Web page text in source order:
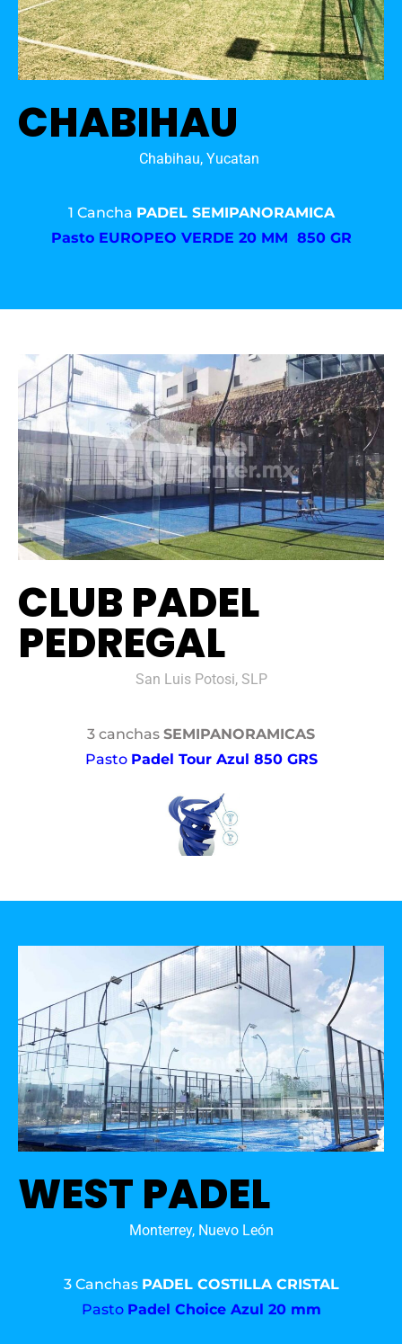
CHABIHAU
Chabihau, Yucatan
1 Cancha PADEL SEMIPANORAMICA
Pasto EUROPEO VERDE 20 MM 850 GR
CLUB PADEL
PEDREGAL
San Luis Potosi, SLP
3 canchas SEMIPANORAMICAS
Pasto Padel Tour Azul 850 GRS
WEST PADEL
Monterrey, Nuevo León
3 Canchas PADEL COSTILLA CRISTAL
Pasto Padel Choice Azul 20 mm